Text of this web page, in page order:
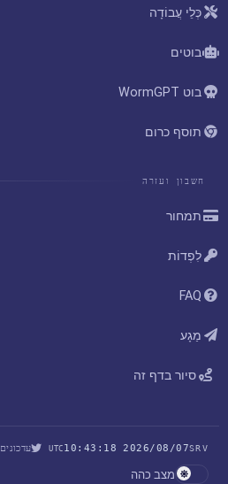
כְּלֵי עֲבוֹדָה
בוטים
בוט WormGPT
תוסף כרום
חשבון ועזרה
תמחור
לִפְדוֹת
FAQ
מַגָע
סיור בדף זה
SRV
2026/08/07 10:43:18
UTC עדכונים
מצב כהה